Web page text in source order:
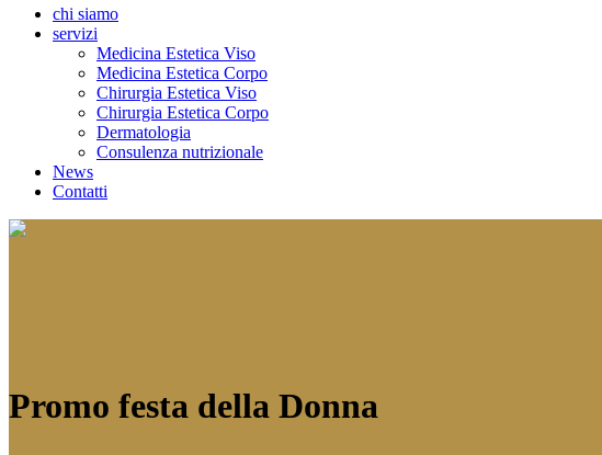
chi siamo
servizi
Medicina Estetica Viso
Medicina Estetica Corpo
Chirurgia Estetica Viso
Chirurgia Estetica Corpo
Dermatologia
Consulenza nutrizionale
News
Contatti
Promo festa della Donna